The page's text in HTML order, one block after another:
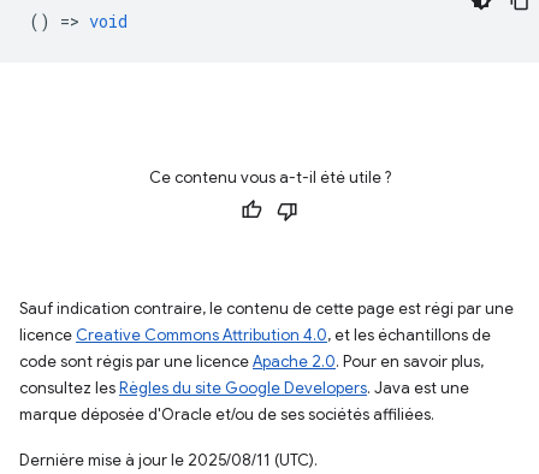
() => void
Ce contenu vous a-t-il été utile ?
Sauf indication contraire, le contenu de cette page est régi par une
licence Creative Commons Attribution 4.0, et les échantillons de
code sont régis par une licenceApache 2.0. Pour en savoir plus,
consultez lesRègles du site Google Developers. Java est une
marque déposée d'Oracle et/ou de ses sociétés affiliées.
Dernière mise à jour le 2025/08/11 (UTC).